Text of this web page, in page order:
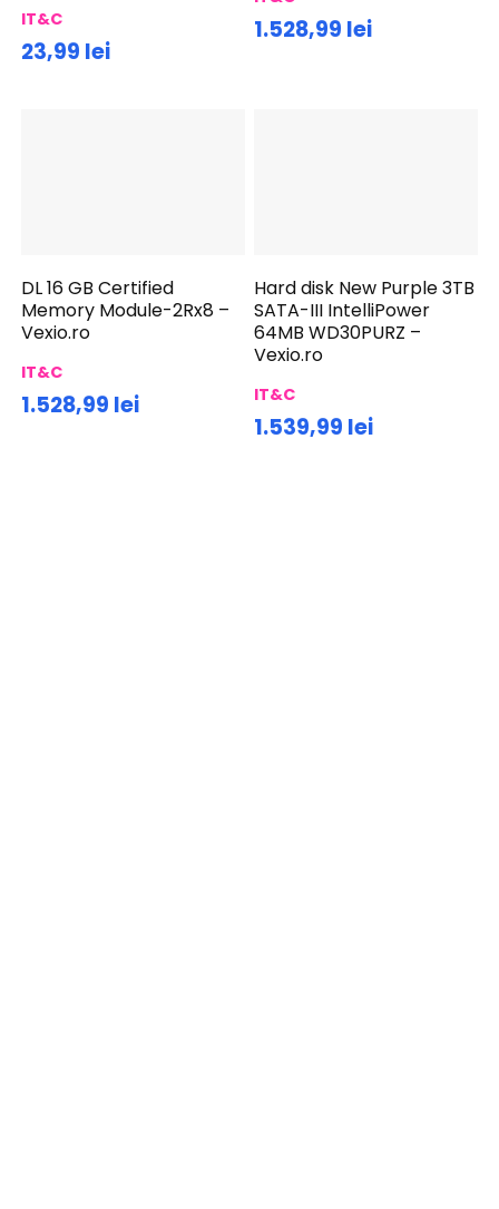
IT&C
23,99 lei
1.528,99 lei
DL 16 GB Certified
Memory Module-2Rx8 –
Vexio.ro
IT&C
1.528,99 lei
Hard disk New Purple 3TB
SATA-III IntelliPower
64MB WD30PURZ –
Vexio.ro
IT&C
1.539,99 lei